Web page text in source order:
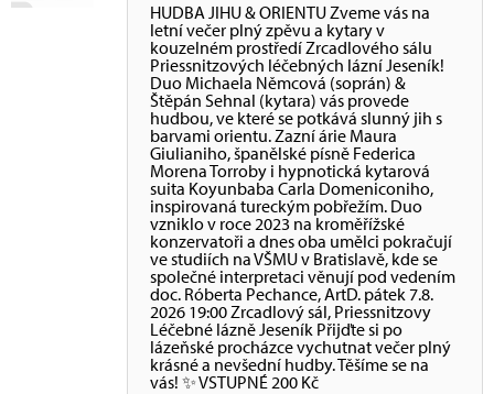
HUDBA JIHU & ORIENTU Zveme vás na
letní večer plný zpěvu a kytary v
kouzelném prostředí Zrcadlového sálu
Priessnitzových léčebných lázní Jeseník!
Duo Michaela Němcová (soprán) &
Štěpán Sehnal (kytara) vás provede
hudbou, ve které se potkává slunný jih s
barvami orientu. Zazní árie Maura
Giulianiho, španělské písně Federica
Morena Torroby i hypnotická kytarová
suita Koyunbaba Carla Domeniconiho,
inspirovaná tureckým pobřežím. Duo
vzniklo v roce 2023 na kroměřížské
konzervatoři a dnes oba umělci pokračují
ve studiích na VŠMU v Bratislavě, kde se
společné interpretaci věnují pod vedením
doc. Róberta Pechance, ArtD. pátek 7.8.
2026 19:00 Zrcadlový sál, Priessnitzovy
Léčebné lázně Jeseník Přijďte si po
lázeňské procházce vychutnat večer plný
krásné a nevšední hudby. Těšíme se na
vás! ✨ VSTUPNÉ 200 Kč